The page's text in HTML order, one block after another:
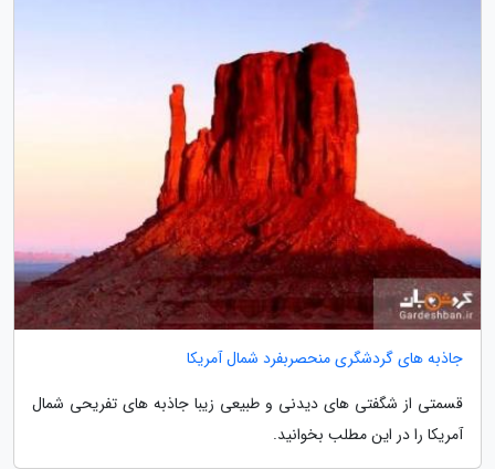
جاذبه های گردشگری منحصربفرد شمال آمریکا
قسمتی از شگفتی های دیدنی و طبیعی زیبا جاذبه های تفریحی شمال
آمریکا را در این مطلب بخوانید.